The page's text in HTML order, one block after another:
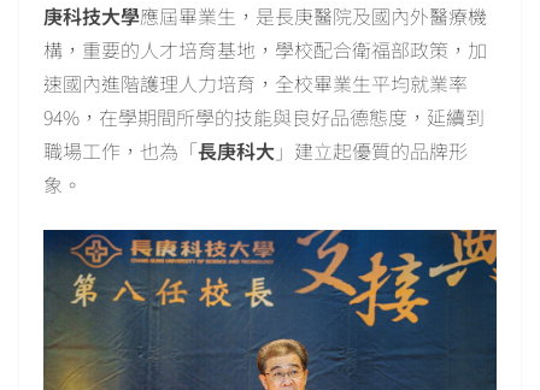
庚科技大學應屆畢業生，是長庚醫院及國內外醫療機
構，重要的人才培育基地，學校配合衛福部政策，加
速國內進階護理人力培育，全校畢業生平均就業率
94%，在學期間所學的技能與良好品德態度，延續到
職場工作，也為「長庚科大 」建立起優質的品牌形
象。